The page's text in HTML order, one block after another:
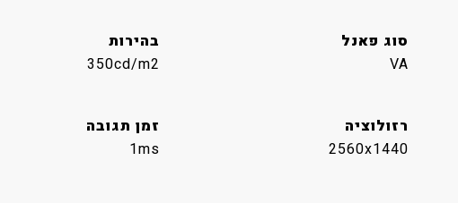
סוג פאנל
VA
בהירות
350cd/m2
רזולוציה
2560x1440
זמן תגובה
1ms